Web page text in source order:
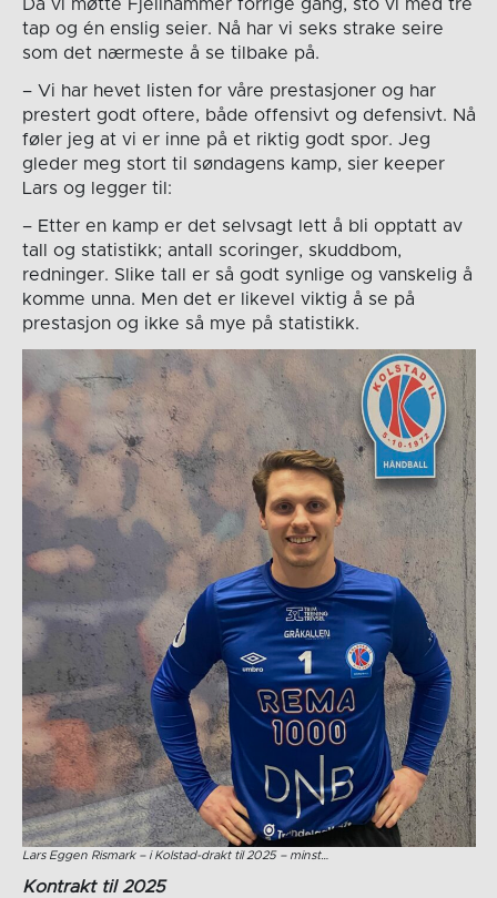
Da vi møtte Fjellhammer forrige gang, sto vi med tre
tap og én enslig seier. Nå har vi seks strake seire
som det nærmeste å se tilbake på.
– Vi har hevet listen for våre prestasjoner og har
prestert godt oftere, både offensivt og defensivt. Nå
føler jeg at vi er inne på et riktig godt spor. Jeg
gleder meg stort til søndagens kamp, sier keeper
Lars og legger til:
– Etter en kamp er det selvsagt lett å bli opptatt av
tall og statistikk; antall scoringer, skuddbom,
redninger. Slike tall er så godt synlige og vanskelig å
komme unna. Men det er likevel viktig å se på
prestasjon og ikke så mye på statistikk.
Lars Eggen Rismark – i Kolstad-drakt til 2025 – minst…
Kontrakt til 2025